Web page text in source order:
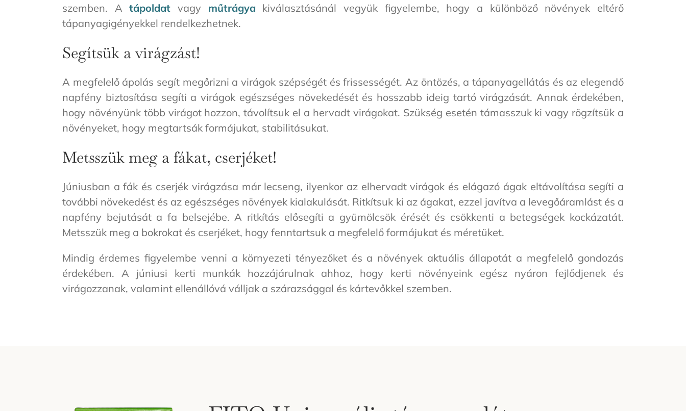
szemben. Atápoldat vagy műtrágyakiválasztásánál vegyük figyelembe, hogy a különböző növények eltérő
tápanyagigényekkel rendelkezhetnek.
Segítsük a virágzást!
A megfelelő ápolás segít megőrizni a virágok szépségét és frissességét. Az öntözés, a tápanyagellátás és az elegendő
napfény biztosítása segíti a virágok egészséges növekedését és hosszabb ideig tartó virágzását. Annak érdekében,
hogy növényünk több virágot hozzon, távolítsuk el a hervadt virágokat. Szükség esetén támasszuk ki vagy rögzítsük a
növényeket, hogy megtartsák formájukat, stabilitásukat.
Metsszük meg a fákat, cserjéket!
Júniusban a fák és cserjék virágzása már lecseng, ilyenkor az elhervadt virágok és elágazó ágak eltávolítása segíti a
további növekedést és az egészséges növények kialakulását. Ritkítsuk ki az ágakat, ezzel javítva a levegőáramlást és a
napfény bejutását a fa belsejébe. A ritkítás elősegíti a gyümölcsök érését és csökkenti a betegségek kockázatát.
Metsszük meg a bokrokat és cserjéket, hogy fenntartsuk a megfelelő formájukat és méretüket.
Mindig érdemes figyelembe venni a környezeti tényezőket és a növények aktuális állapotát a megfelelő gondozás
érdekében. A júniusi kerti munkák hozzájárulnak ahhoz, hogy kerti növényeink egész nyáron fejlődjenek és
virágozzanak, valamint ellenállóvá válljak a szárazsággal és kártevőkkel szemben.